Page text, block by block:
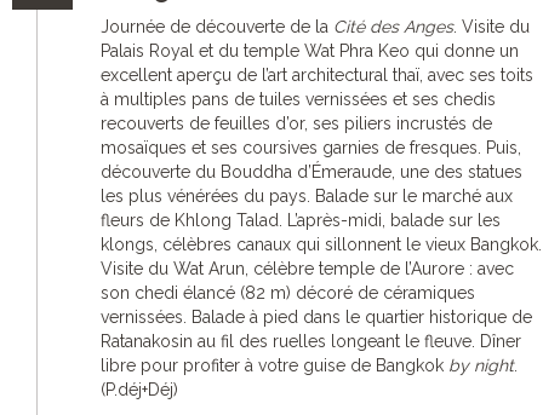
Journée de découverte de la Cité des Anges. Visite du
Palais Royal et du temple Wat Phra Keo qui donne un
excellent aperçu de l’art architectural thaï, avec ses toits
à multiples pans de tuiles vernissées et ses chedis
recouverts de feuilles d’or, ses piliers incrustés de
mosaïques et ses coursives garnies de fresques. Puis,
découverte du Bouddha d’Émeraude, une des statues
les plus vénérées du pays. Balade sur le marché aux
fleurs de Khlong Talad. L’après-midi, balade sur les
klongs, célèbres canaux qui sillonnent le vieux Bangkok.
Visite du Wat Arun, célèbre temple de l’Aurore : avec
son chedi élancé (82 m) décoré de céramiques
vernissées. Balade à pied dans le quartier historique de
Ratanakosin au fil des ruelles longeant le fleuve. Dîner
libre pour profiter à votre guise de Bangkok by night.
(P.déj+Déj)